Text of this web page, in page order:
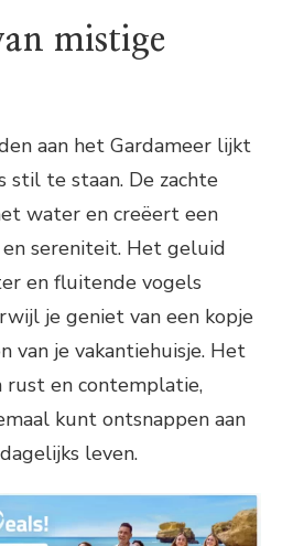
mistige
aan het Gardameer lijkt
stil te staan. De zachte
water en creëert een
sereniteit. Het geluid
en fluitende vogels
je geniet van een kopje
van je vakantiehuisje. Het
rust en contemplatie,
kunt ontsnappen aan
leven.